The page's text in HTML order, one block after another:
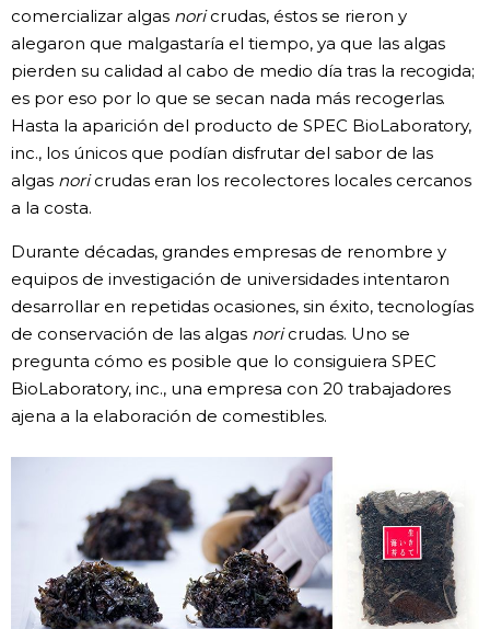
comercializar algas noricrudas, éstos se rieron y
alegaron que malgastaría el tiempo, ya que las algas
pierden su calidad al cabo de medio día tras la recogida;
es por eso por lo que se secan nada más recogerlas.
Hasta la aparición del producto de SPEC BioLaboratory,
inc., los únicos que podían disfrutar del sabor de las
algas noricrudas eran los recolectores locales cercanos
a la costa.
Durante décadas, grandes empresas de renombre y
equipos de investigación de universidades intentaron
desarrollar en repetidas ocasiones, sin éxito, tecnologías
de conservación de las algas noricrudas. Uno se
pregunta cómo es posible que lo consiguiera SPEC
BioLaboratory, inc., una empresa con 20 trabajadores
ajena a la elaboración de comestibles.